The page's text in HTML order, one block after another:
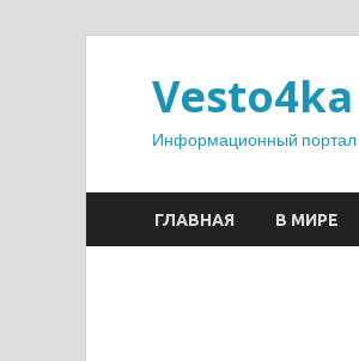
Vesto4ka
Информационный портал
ГЛАВНАЯ В МИРЕ